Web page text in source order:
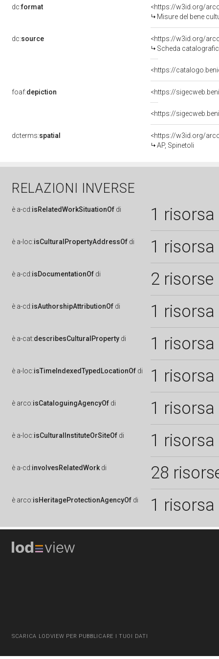
dc:format
<https://w3id.org/
Misure del bene
dc:source
<https://w3id.org/
Scheda
<https://
foaf:depiction
dcterms:spatial
<https://w3id.org/
AP, Spinetoli
RELAZIONI INVERSE
è a-cd:isRelatedWorkSituationOf di 1 risorsa
è a-loc:isCulturalPropertyAddressOf di 1 risorsa
è a-cd:isDocumentationOf di 2 risorse
è a-cd:isAuthorshipAttributionOf di 1 risorsa
è a-cat:describesCulturalProperty di 1 risorsa
è a-loc:isTimeIndexedTypedLocationOf di 1 risorsa
è arco:isCataloguingAgencyOf di 1 risorsa
è a-loc:isCulturalInstituteOrSiteOf di 1 risorsa
è a-cd:involvesRelatedWork di 28
è arco:isHeritageProtectionAgencyOf di 1 risorsa
SCARICA LODVIEW PER PUBBLICARE I TUOI DATI